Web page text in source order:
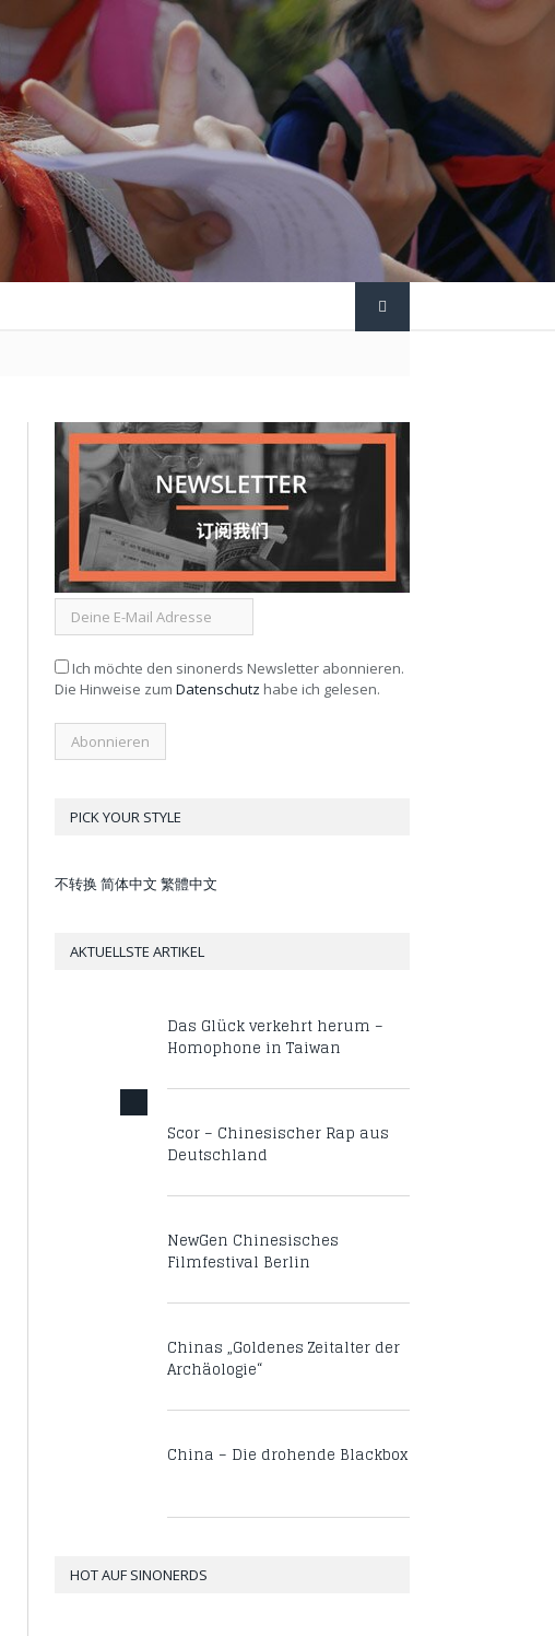
Ich möchte den sinonerds Newsletter abonnieren.
Die Hinweise zum Datenschutz habe ich gelesen.
PICK YOUR STYLE
不转换 简体中文 繁體中文
AKTUELLSTE ARTIKEL
Das Glück verkehrt herum –
Homophone in Taiwan
Scor – Chinesischer Rap aus
Deutschland
NewGen Chinesisches
Filmfestival Berlin
Chinas „Goldenes Zeitalter der
Archäologie“
China – Die drohende Blackbox
HOT AUF SINONERDS